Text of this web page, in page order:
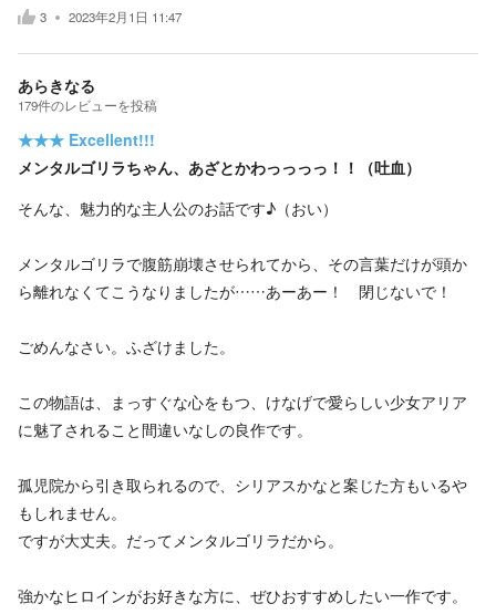
3 2023年2月1日 11:47
あらきなる
179件のレビューを投稿
★★★ Excellent!!!
メンタルゴリラちゃん、あざとかわっっっっ！！（吐血）
そんな、魅力的な主人公のお話です♪（おい）
メンタルゴリラで腹筋崩壊させられてから、その言葉だけが頭か
ら離れなくてこうなりましたが……あーあー！ 閉じないで！
ごめんなさい。ふざけました。
この物語は、まっすぐな心をもつ、けなげで愛らしい少女アリア
に魅了されること間違いなしの良作です。
孤児院から引き取られるので、シリアスかなと案じた方もいるや
もしれません。
ですが大丈夫。だってメンタルゴリラだから。
強かなヒロインがお好きな方に、ぜひおすすめしたい一作です。